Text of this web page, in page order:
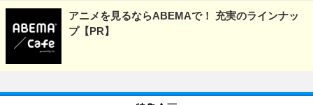
アニメを見るならABEMAで！ 充実のラインナッ
プ【PR】